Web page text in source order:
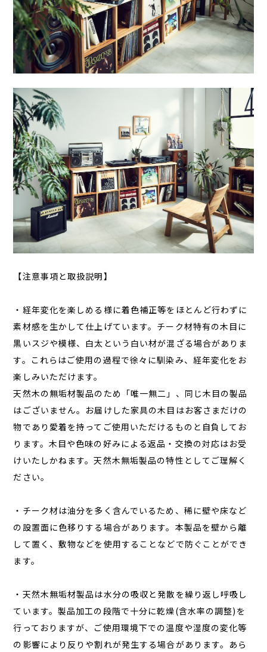
【注意事項と取扱説明】
・経年変化を楽しめる様に着色補正等をほとんど行わずに
素材感を生かして仕上げています。チーク材特有の木目に
黒いスジや模様、白太という白い材が混ざる場合がありま
す。これらはご使用の過程で徐々に馴染み、経年変化をお
楽しみいただけます。
天然木の無垢材製品のため「唯一無二」、同じ木目の製品
はございません。お届けした家具の木目はお客さまだけの
物であり愛着を持ってご使用いただけるものと自負してお
ります。木目や色味の好みによる返品・交換の対応はお受
けいたしかねます。天然木無垢製品の特性としてご理解く
ださい。
・チーク材は油分を多く含んでいるため、稀に壁や床など
の設置面に色移りする場合があります。本製品を壁から離
して置く、敷物などを使用することなどで防ぐことができ
ます。
・天然木無垢材製品は水分の吸収と発散を繰り返し呼吸し
ています。製品加工の段階で十分に乾燥(含水率の調整)を
行っておりますが、ご使用環境下での温度や湿度の変化等
の影響により反りや割れが発生する場合があります。あら